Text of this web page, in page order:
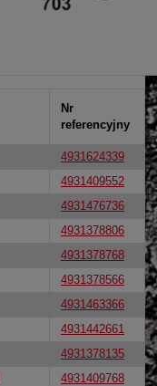
Nr
referencyjny
4931624339
4931409552
4931476736
4931378806
4931378768
4931378566
4931463366
4931442661
4931378135
4931409768